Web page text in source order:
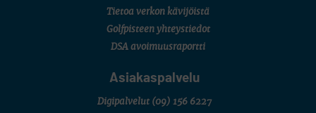
Tietoa verkon kävijöistä
Golfpisteen yhteystiedot
DSA avoimuusraportti
Asiakaspalvelu
Digipalvelut (09) 156 6227